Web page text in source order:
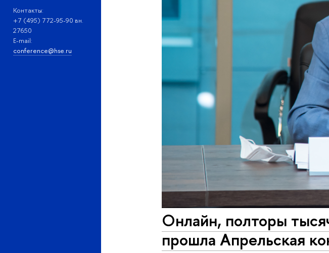
Контакты:
+7 (495) 772-95-90 вн.
27650
E-mail:
conference@hse.ru
Онлайн, полторы
прошла Апрельская